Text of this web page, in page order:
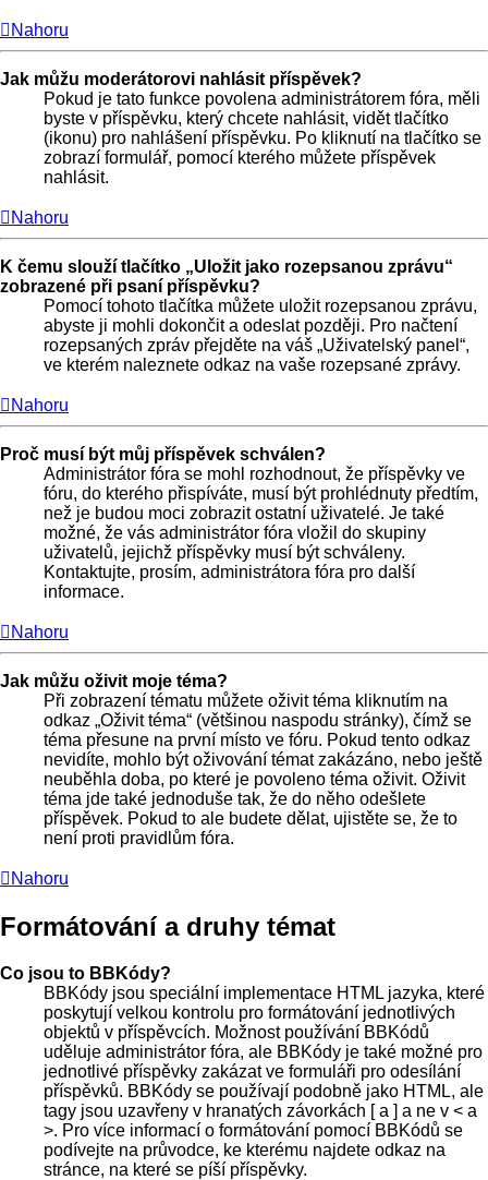
Nahoru
Jak můžu moderátorovi nahlásit příspěvek?
Pokud je tato funkce povolena administrátorem fóra, měli
byste v příspěvku, který chcete nahlásit, vidět tlačítko
(ikonu) pro nahlášení příspěvku. Po kliknutí na tlačítko se
zobrazí formulář, pomocí kterého můžete příspěvek
nahlásit.
Nahoru
K čemu slouží tlačítko „Uložit jako rozepsanou zprávu“
zobrazené při psaní příspěvku?
Pomocí tohoto tlačítka můžete uložit rozepsanou zprávu,
abyste ji mohli dokončit a odeslat později. Pro načtení
rozepsaných zpráv přejděte na váš „Uživatelský panel“,
ve kterém naleznete odkaz na vaše rozepsané zprávy.
Nahoru
Proč musí být můj příspěvek schválen?
Administrátor fóra se mohl rozhodnout, že příspěvky ve
fóru, do kterého přispíváte, musí být prohlédnuty předtím,
než je budou moci zobrazit ostatní uživatelé. Je také
možné, že vás administrátor fóra vložil do skupiny
uživatelů, jejichž příspěvky musí být schváleny.
Kontaktujte, prosím, administrátora fóra pro další
informace.
Nahoru
Jak můžu oživit moje téma?
Při zobrazení tématu můžete oživit téma kliknutím na
odkaz „Oživit téma“ (většinou naspodu stránky), čímž se
téma přesune na první místo ve fóru. Pokud tento odkaz
nevidíte, mohlo být oživování témat zakázáno, nebo ještě
neuběhla doba, po které je povoleno téma oživit. Oživit
téma jde také jednoduše tak, že do něho odešlete
příspěvek. Pokud to ale budete dělat, ujistěte se, že to
není proti pravidlům fóra.
Nahoru
Formátování a druhy témat
Co jsou to BBKódy?
BBKódy jsou speciální implementace HTML jazyka, které
poskytují velkou kontrolu pro formátování jednotlivých
objektů v příspěvcích. Možnost používání BBKódů
uděluje administrátor fóra, ale BBKódy je také možné pro
jednotlivé příspěvky zakázat ve formuláři pro odesílání
příspěvků. BBKódy se používají podobně jako HTML, ale
tagy jsou uzavřeny v hranatých závorkách [ a ] a ne v < a
>. Pro více informací o formátování pomocí BBKódů se
podívejte na průvodce, ke kterému najdete odkaz na
stránce, na které se píší příspěvky.